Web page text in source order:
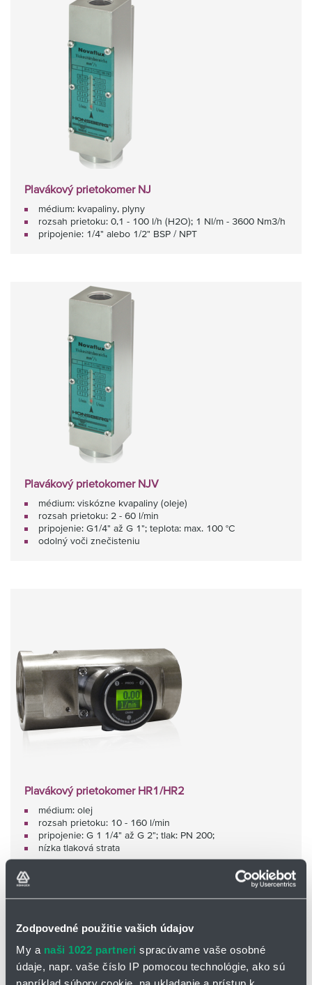
Zodpovedné použitie vašich údajov
My a naši 1022 partneri spracúvame vaše osobné
údaje, napr. vaše číslo IP pomocou technológie, ako sú
Plavákový prietokomer NJ
médium: kvapaliny, plyny
rozsah prietoku: 0,1 - 100 l/h (H2O); 1 Nl/m - 3600 Nm3/h
pripojenie: 1/4" alebo 1/2" BSP / NPT
Plavákový prietokomer NJV
médium: viskózne kvapaliny (oleje)
rozsah prietoku: 2 - 60 l/min
pripojenie: G1/4" až G 1"; teplota: max. 100 °C
odolný voči znečisteniu
Plavákový prietokomer HR1/HR2
médium: olej
rozsah prietoku: 10 - 160 l/min
pripojenie: G 1 1/4" až G 2"; tlak: PN 200;
nízka tlaková strata